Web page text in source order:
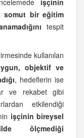
somut bir eğitim
tespit
kullanılan
objektif ve
, hedeflerin ise
ve rekabet gibi
etkilendiği
işçinin bireysel
ölçmediği